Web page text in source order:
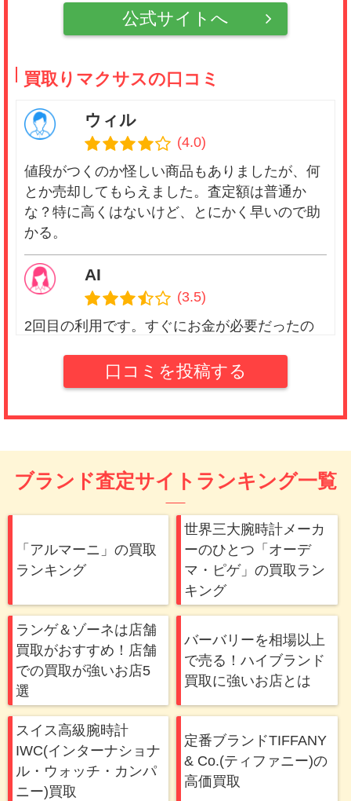
公式サイトへ
買取りマクサスの口コミ
ウィル
(4.0)
値段がつくのか怪しい商品もありましたが、何
とか売却してもらえました。査定額は普通か
な？特に高くはないけど、とにかく早いので助
かる。
AI
(3.5)
2回目の利用です。すぐにお金が必要だったの
もらえたので有難かったですね。色んなジャン
ルをまとめて売れるから、大掃除のときにまた
まー
(4.0)
ビデオチャットかなり便利。手間かけたくない
人には良いと思う。機械式時計とブランドバッ
グを売りましたが、査定額は相場くらいだった
ので、そのまま依頼しました。なにより簡単な
ので、また利用しようと思います。
美香
(3.5)
電話対応からとても印象がよく、すぐに出張に
来てくれて助かりました。入金も迅速でスタッ
フの対応もよかったです。肝心の買取価格はそ
こまで高くありませんでしたが、不要な品物を
まとめて買い取ってもらえたので満足です。あ
りがとうございます！
口コミを投稿する
ブランド査定サイトランキング一覧
「アルマーニ」の買取
ランキング
世界三大腕時計メーカ
ーのひとつ「オーデ
マ・ピゲ」の買取ラン
キング
ランゲ＆ゾーネは店舗
買取がおすすめ！店舗
での買取が強いお店5
選
バーバリーを相場以上
で売る！ハイブランド
買取に強いお店とは
スイス高級腕時計
IWC(インターナショナ
ル・ウォッチ・カンパ
ニー)買取
定番ブランドTIFFANY
& Co.(ティファニー)の
高価買取